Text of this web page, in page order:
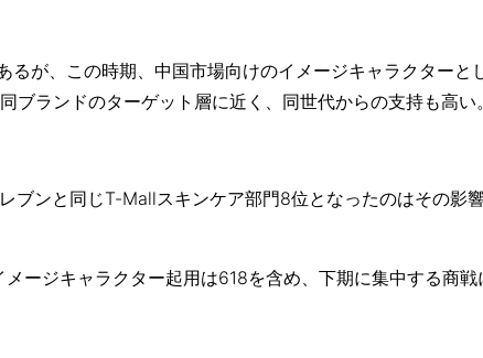
るが、この時期、中国市場向けのイメージキャラクターと
ブランドのターゲット層に近く、同世代からの支持も高い。
ブンと同じT-Mallスキンケア部門8位となったのはその影
ージキャラクター起用は618を含め、下期に集中する商戦